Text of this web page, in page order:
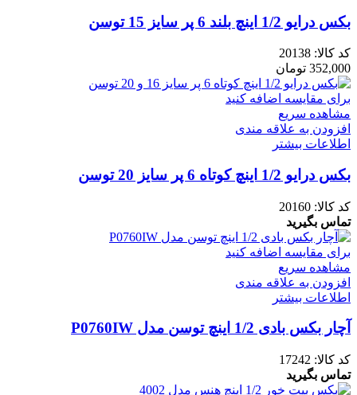
بکس درایو 1/2 اینچ بلند 6 پر سایز 15 توسن
کد کالا: 20138
352,000 تومان
برای مقایسه اضافه کنید
مشاهده سریع
افزودن به علاقه مندی
اطلاعات بیشتر
بکس درایو 1/2 اینچ کوتاه 6 پر سایز 20 توسن
کد کالا: 20160
تماس بگیرید
برای مقایسه اضافه کنید
مشاهده سریع
افزودن به علاقه مندی
اطلاعات بیشتر
آچار بکس بادی 1/2 اینچ توسن مدل P0760IW
کد کالا: 17242
تماس بگیرید